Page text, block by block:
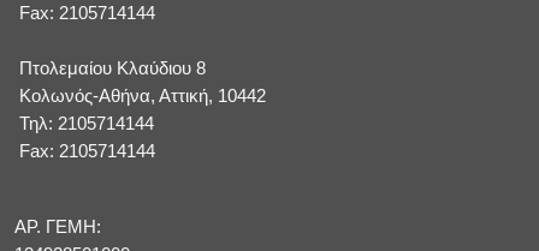
Fax: 2105714144
Πτολεμαίου Κλαύδιου 8
Κολωνός-Αθήνα, Αττική, 10442
Τηλ: 2105714144
Fax: 2105714144
ΑΡ. ΓΕΜΗ: